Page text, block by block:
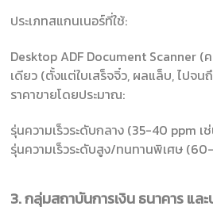
ประเภทสแกนเนอร์ที่ใช้:
Desktop ADF Document Scanner
เดียว (ตั้งแต่ใบเสร็จจิ๋ว, ผลแล็บ, ไปจ
ราคาขายโดยประมาณ:
รุ่นความเร็วระดับกลาง (35-40 ppm
รุ่นความเร็วระดับสูง/ทนทานพิเศษ
3. กลุ่มสถาบันการเงิน ธนาคาร แล